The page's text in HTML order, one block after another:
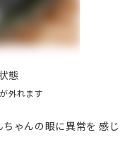
態
外れます
ゃんの眼に異常を 感じ